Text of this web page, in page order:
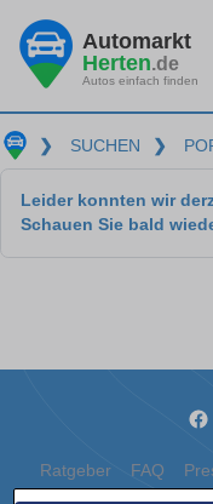
Automarkt
Herten.de
Autos einfach finden
❯ SUCHEN ❯
Leider konnten wir
Schauen Sie bald
Ratgeber FAQ